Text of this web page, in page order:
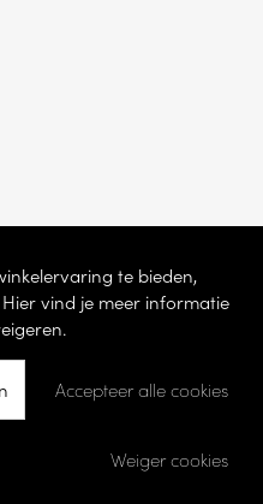
BE 0865 787 950 –
te bieden,
vind je meer informatie
Accepteer alle cookies
Weiger cookies